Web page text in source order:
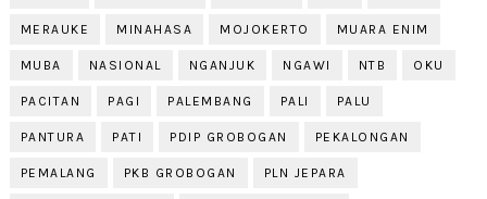
MERAUKE MINAHASA MOJOKERTO MUARA ENIM
MUBA NASIONAL NGANJUK NGAWI NTB OKU
PACITAN PAGI PALEMBANG PALI PALU
PANTURA PATI PDIP GROBOGAN PEKALONGAN
PEMALANG PKB GROBOGAN PLN JEPARA